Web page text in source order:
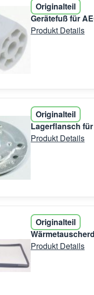
Originalteil
Gerätefuß für
Produkt Details
Originalteil
Lagerflansch
Produkt Details
Originalteil
Produkt Details